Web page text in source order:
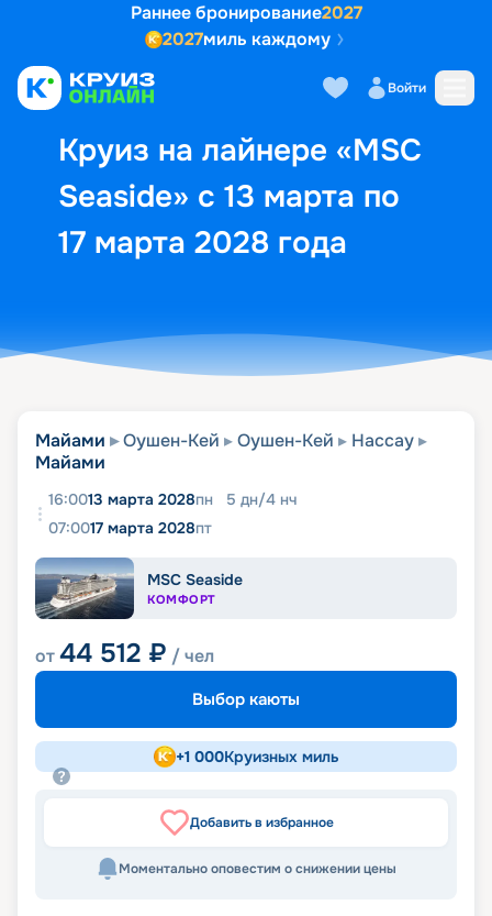
Раннее бронирование2027
2027миль каждому
Войти
Круиз на лайнере «MSC
Seaside» с 13 марта по
17 марта 2028 года
Выбор кают Маршрут и
Майами Оушен-Кей Оушен-Кей
Нассау
Майами
16:0013 марта 2028пн 5 дн/4 нч
07:0017 марта 2028пт
MSC Seaside
КОМФОРТ
от44 512 ₽ / чел
Выбор каюты
+1 000Круизных миль
Добавить в избранное
Моментально оповестим о снижении цены